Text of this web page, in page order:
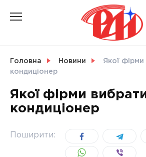
УКРАЇНА
Головна Новини
Якої фірми
кондиціонер
Якої фірми
кондиціонер
Поширити: